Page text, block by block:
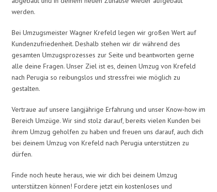
werden.
Bei Umzugsmeister Wagner Krefeld legen wir großen Wert auf
Kundenzufriedenheit. Deshalb stehen wir dir während des
gesamten Umzugsprozesses zur Seite und beantworten gerne
alle deine Fragen. Unser Ziel ist es, deinen Umzug von Krefeld
nach Perugia so reibungslos und stressfrei wie möglich zu
gestalten.
Vertraue auf unsere langjährige Erfahrung und unser Know-how im
Bereich Umzüge. Wir sind stolz darauf, bereits vielen Kunden bei
ihrem Umzug geholfen zu haben und freuen uns darauf, auch dich
bei deinem Umzug von Krefeld nach Perugia unterstützen zu
dürfen.
Finde noch heute heraus, wie wir dich bei deinem Umzug
unterstützen können! Fordere jetzt ein kostenloses und